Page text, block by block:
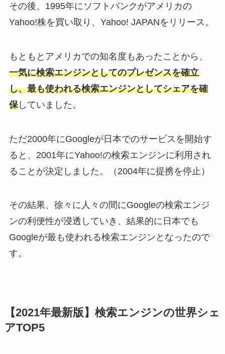
その後、1995年にソフトバンクがアメリカの
Yahoo!株を買い取り、Yahoo! JAPANをリリース。
もともとアメリカでの知名度もあったことから、
一気に検索エンジンとしてのプレゼンスを確立
し、最も使われる検索エンジンとしてシェアを確
保していました。
ただ2000年にGoogleが日本でのサービスを開始す
ると、2001年にYahoo!の検索エンジンに利用され
ることが決定しました。（2004年に提携を停止）
その結果、徐々に人々の間にGoogleの検索エンジ
ンの利便性が浸透していき、結果的に日本でも
Googleが最も使われる検索エンジンとなったので
す。
【2021年最新版】検索エンジンの世界シェ
アTOP5